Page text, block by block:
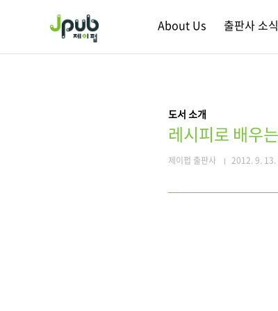
About Us 출판사 소식
도서 소개
레시피로 배우
제이펍 출판사 2012. 9. 13.